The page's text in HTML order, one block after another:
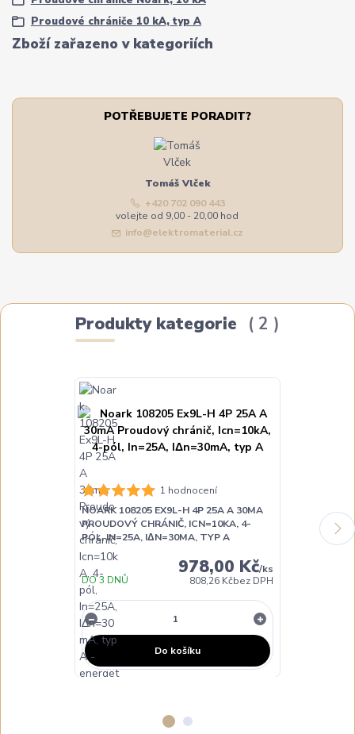
Zboží zařazeno v kategoriích
Proudové chrániče 10 kA, typ A
POTŘEBUJETE PORADIT?
Tomáš Vlček
+420 702 090 443
volejte od 9,00 - 20,00 hod
info@elektromaterial.cz
Produkty kategorie 2
1 hodnocení
NOARK 108205 EX9L-H 4P 25A A 30MA
PROUDOVÝ CHRÁNIČ, ICN=10KA, 4-
PÓL, IN=25A, IΔN=30MA, TYP A
978,00 Kč/ks
808,26 Kčbez DPH
DO 3 DNŮ
Do košíku
NOARK
PROUDOVÝ
PÓL,